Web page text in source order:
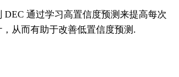
DEC 通过学习高置信度预测来提高每次
从而有助于改善低置信度预测.